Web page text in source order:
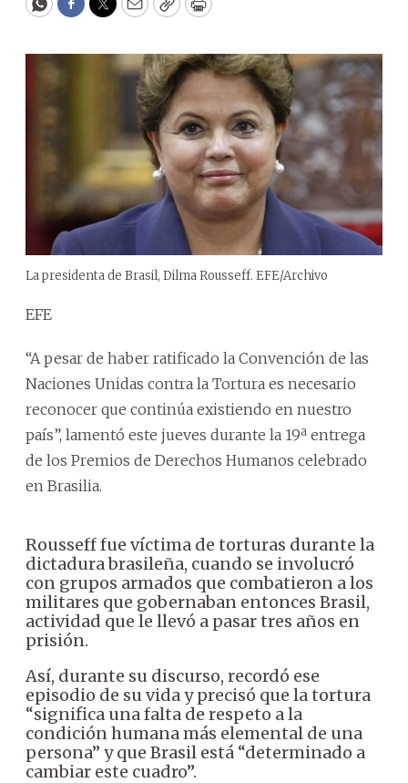
WhatsApp
Facebook
Twitter
EmailCopyPrint
La presidenta de Brasil, Dilma Rousseff. EFE/Archivo
EFE
“A pesar de haber ratificado la Convención de las
Naciones Unidas contra la Tortura es necesario
reconocer que continúa existiendo en nuestro
país”, lamentó este jueves durante la 19ª entrega
de los Premios de Derechos Humanos celebrado
en Brasilia.
Rousseff fue víctima de torturas durante la
dictadura brasileña, cuando se involucró
con grupos armados que combatieron a los
militares que gobernaban entonces Brasil,
actividad que le llevó a pasar tres años en
prisión.
Así, durante su discurso, recordó ese
episodio de su vida y precisó que la tortura
“significa una falta de respeto a la
condición humana más elemental de una
persona” y que Brasil está “determinado a
cambiar este cuadro”.